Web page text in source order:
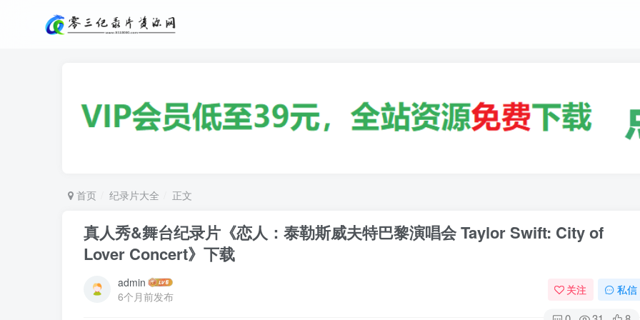
首页 纪录片大全 正文
真人秀&舞台纪录片《恋人：泰勒斯威夫特巴黎演唱会 Taylor Swift: City of
Lover Concert》下载
admin
6个月前发布
关注 私信